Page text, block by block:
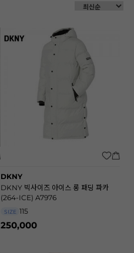
DKNY
DKNY 빅사이즈 아이스 롱 패딩 파카
(264-ICE) A7976
SIZE 115
250,000